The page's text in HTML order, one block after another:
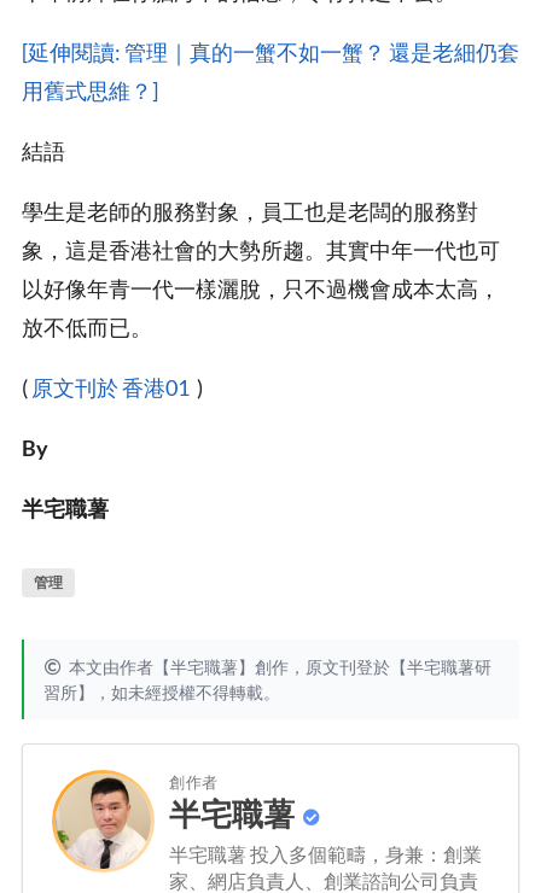
[延伸閱讀: 管理｜真的一蟹不如一蟹？ 還是老細仍套
用舊式思維？]
結語
學生是老師的服務對象，員工也是老闆的服務對
象，這是香港社會的大勢所趨。其實中年一代也可
以好像年青一代一樣灑脫，只不過機會成本太高，
放不低而已。
( 原文刊於 香港01 )
By
半宅職薯
管理
本文由作者【半宅職薯】創作，原文刊登於【半宅職薯研
習所】，如未經授權不得轉載。
創作者
半宅職薯
半宅職薯 投入多個範疇，身兼：創業
家、網店負責人、創業諮詢公司負責